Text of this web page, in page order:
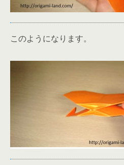
このようになります。